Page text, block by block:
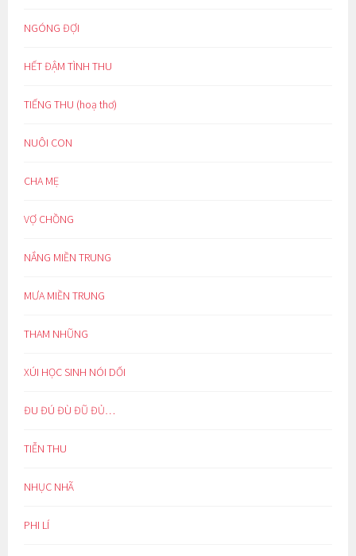
NGÓNG ĐỢI
HẾT ĐẬM TÌNH THU
TIẾNG THU (hoạ thơ)
NUÔI CON
CHA MẸ
VỢ CHỒNG
NẮNG MIỀN TRUNG
MƯA MIỀN TRUNG
THAM NHŨNG
XÚI HỌC SINH NÓI DỐI
ĐU ĐÚ ĐÙ ĐŨ ĐỦ…
TIỄN THU
NHỤC NHÃ
PHI LÍ